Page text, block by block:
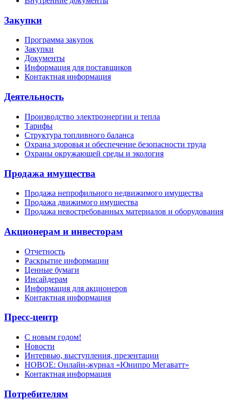
Закупки
Программа закупок
Закупки
Документы
Информация для поставщиков
Контактная информация
Деятельность
Производство электроэнергии и тепла
Тарифы
Структура топливного баланса
Охрана здоровья и обеспечение безопасности труда
Охраны окружающей среды и экология
Продажа имущества
Продажа непрофильного недвижимого имущества
Продажа движимого имущества
Продажа невостребованных материалов и оборудования
Акционерам и инвесторам
Отчетность
Раскрытие информации
Ценные бумаги
Инсайдерам
Информация для акционеров
Контактная информация
Пресс-центр
С новым годом!
Новости
Интервью, выступления, презентации
НОВОЕ: Онлайн-журнал «Юнипро Мегаватт»
Контактная информация
Потребителям